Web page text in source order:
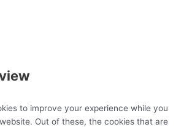
to improve your experience while you
Out of these, the cookies that are